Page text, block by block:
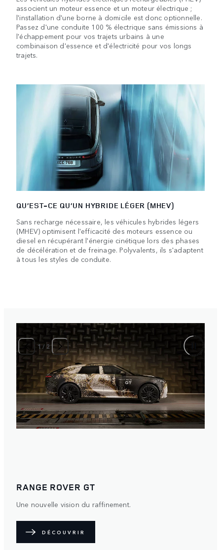
associent un moteur essence et un moteur électrique ;
l'installation d'une borne à domicile est donc optionnelle.
Passez d'une conduite 100 % électrique sans émissions à
l'échappement pour vos trajets urbains à une
combinaison d'essence et d'électricité pour vos longs
trajets.
QU’EST-CE QU’UN HYBRIDE LÉGER (MHEV)
Sans recharge nécessaire, les véhicules hybrides légers
(MHEV) optimisent l'efficacité des moteurs essence ou
diesel en récupérant l'énergie cinétique lors des phases
de décélération et de freinage. Polyvalents, ils s'adaptent
à tous les styles de conduite.
1/ 2
RANGE ROVER GT
Une nouvelle vision du raffinement.
DÉCOUVRIR